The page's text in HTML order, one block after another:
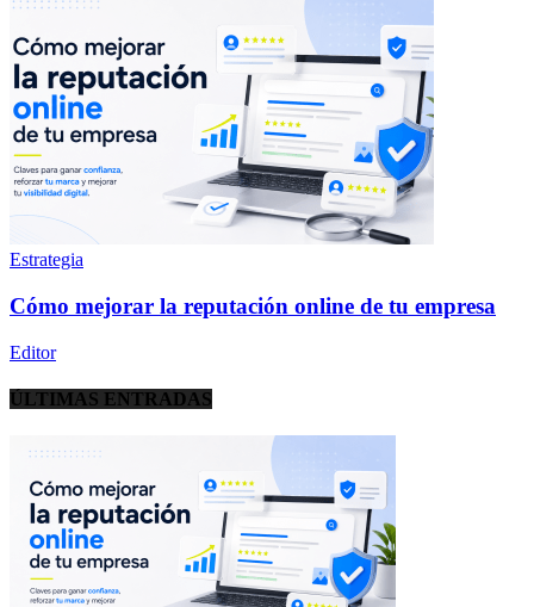
Estrategia
Cómo mejorar la reputación online de tu empresa
Editor
ÚLTIMAS ENTRADAS